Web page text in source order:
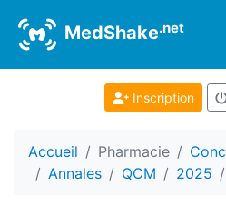
MedShake.net
Inscription
Accueil Pharmacie
Annales
QCM 2025